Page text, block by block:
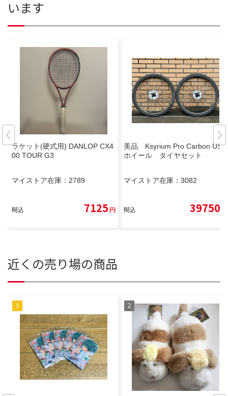
います
ラケット(硬式用) DANLOP CX4
00 TOUR G3
マイストア在庫： 2789
税込 7125円
美品 Ksyrium Pro Carbon UST
ホイール タイヤセット
マイストア在庫： 3082
税込 39750
近くの売り場の商品